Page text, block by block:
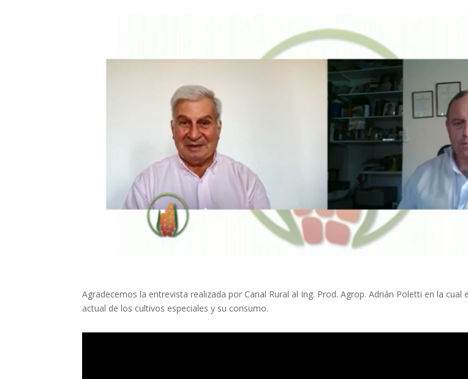
Agradecemos la entrevista realizada por Canal Rural al Ing. Prod. Agrop. Adrián Poletti en la cual
actual de los cultivos especiales y su consumo.